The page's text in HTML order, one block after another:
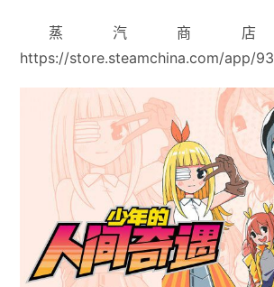
蒸汽商店
https://store.steamchina.com/app/